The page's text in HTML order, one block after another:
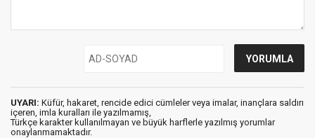
UYARI: Küfür, hakaret, rencide edici cümleler veya imalar, inançlara saldırı
içeren, imla kuralları ile yazılmamış,
Türkçe karakter kullanılmayan ve büyük harflerle yazılmış yorumlar
onaylanmamaktadır.